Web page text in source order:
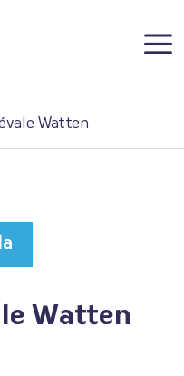
a
Watten
Watten